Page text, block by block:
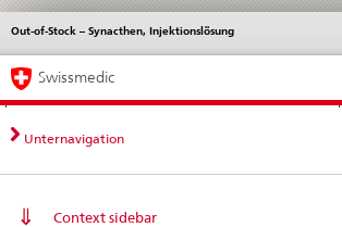
Direct
navigation:
news,
legal
contact
News &
standards
Out-of-Stock – Synacthen, Injektionslösung
Languages
Service
Main
Navigation
Swissmedic
Unternavigation
Context sidebar